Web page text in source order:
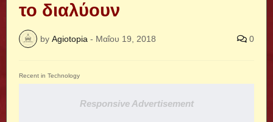
το διαλύουν
by Agiotopia - Μαΐου 19, 2018 0
Recent in Technology
Responsive Advertisement